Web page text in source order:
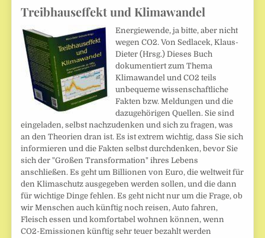
Treibhauseffekt und Klimawandel
Energiewende, ja bitte, aber nicht
wegen CO2. Von Sedlacek, Klaus-
Dieter (Hrsg.) Dieses Buch
dokumentiert zum Thema
Klimawandel und CO2 teils
unbequeme wissenschaftliche
Fakten bzw. Meldungen und die
dazugehörigen Quellen. Sie sind
eingeladen, selbst nachzudenken und sich zu fragen, was
an den Theorien dran ist. Es ist extrem wichtig, dass Sie sich
informieren und die Fakten selbst durchdenken, bevor Sie
sich der "Großen Transformation" ihres Lebens
anschließen. Es geht um Billionen von Euro, die weltweit für
den Klimaschutz ausgegeben werden sollen, und die dann
für wichtige Dinge fehlen. Es geht nicht nur um die Frage, ob
wir Menschen auch künftig noch reisen, Auto fahren,
Fleisch essen und komfortabel wohnen können, wenn
CO2-Emissionen künftig sehr teuer bezahlt werden